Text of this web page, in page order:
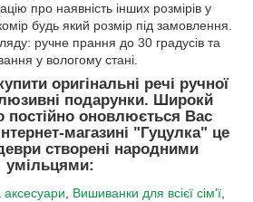
про наявність інших розмірів у
будь який розмір під замовлення.
ручне прання до 30 градусів та
у вологому стані.
оригінальні речі ручної
подарунки. Широкй
постійно оновлюється Вас
Інтернет-магазині "Гуцулка" це
створені народними
умільцями:
Вишиванки для всієї сім'ї,